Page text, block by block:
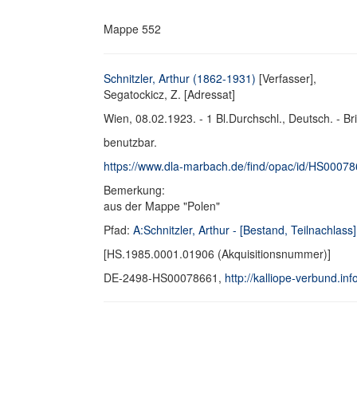
Mappe 552
Schnitzler, Arthur (1862-1931) [Verfasser],
Segatockicz, Z. [Adressat]
Wien, 08.02.1923. - 1 Bl.Durchschl., Deutsch. -
benutzbar.
https://www.dla-marbach.de/find/opac/id/
Bemerkung:
aus der Mappe "Polen"
Pfad: A:Schnitzler, Arthur - [Bestand, Teilnachlass]
[HS.1985.0001.01906 (Akquisitionsnummer)]
DE-2498-HS00078661, http://kalliope-